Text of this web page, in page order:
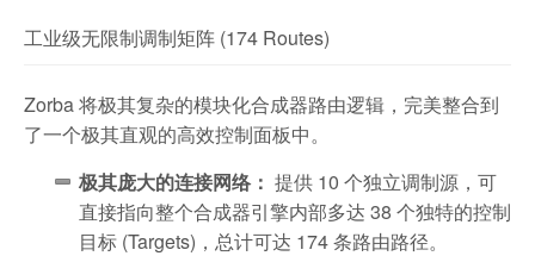
工业级无限制调制矩阵 (174 Routes)
Zorba 将极其复杂的模块化合成器路由逻辑，完美整合到
了一个极其直观的高效控制面板中。
极其庞大的连接网络： 提供 10 个独立调制源，可
直接指向整个合成器引擎内部多达 38 个独特的控制
目标 (Targets)，总计可达 174 条路由路径。